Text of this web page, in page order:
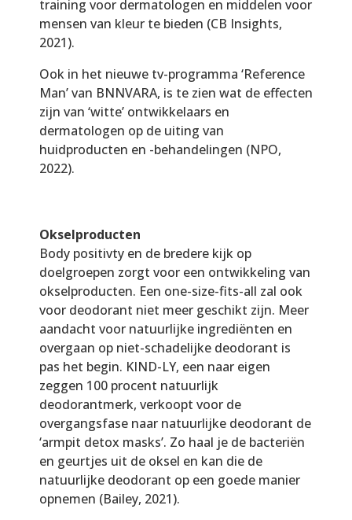
training voor dermatologen en middelen voor
mensen van kleur te bieden (CB Insights,
2021).
Ook in het nieuwe tv-programma ‘Reference
Man’ van BNNVARA, is te zien wat de effecten
zijn van ‘witte’ ontwikkelaars en
dermatologen op de uiting van
huidproducten en -behandelingen (NPO,
2022).
Okselproducten
Body positivty en de bredere kijk op
doelgroepen zorgt voor een ontwikkeling van
okselproducten. Een one-size-fits-all zal ook
voor deodorant niet meer geschikt zijn. Meer
aandacht voor natuurlijke ingrediënten en
overgaan op niet-schadelijke deodorant is
pas het begin. KIND-LY, een naar eigen
zeggen 100 procent natuurlijk
deodorantmerk, verkoopt voor de
overgangsfase naar natuurlijke deodorant de
‘armpit detox masks’. Zo haal je de bacteriën
en geurtjes uit de oksel en kan die de
natuurlijke deodorant op een goede manier
opnemen (Bailey, 2021).